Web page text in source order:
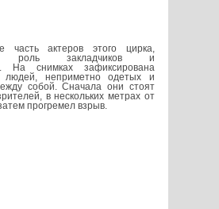
часть актеров этого цирка,
роль закладчиков и
На снимках зафиксирована
людей, неприметно одетых и
собой. Сначала они стоят
в нескольких метрах от
прогремел взрыв.